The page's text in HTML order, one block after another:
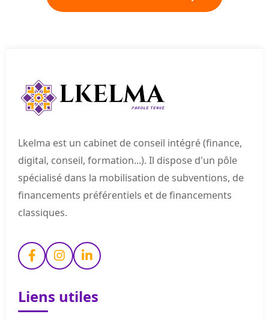
Lkelma est un cabinet de conseil intégré (finance,
digital, conseil, formation...). Il dispose d'un pôle
spécialisé dans la mobilisation de subventions, de
financements préférentiels et de financements
classiques.
Liens utiles